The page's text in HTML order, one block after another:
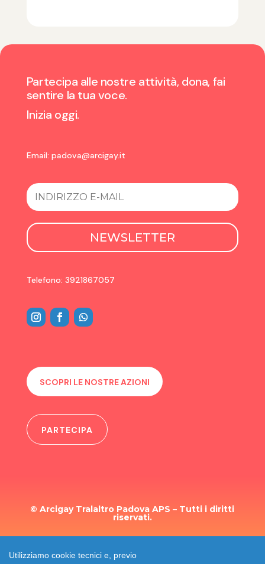
Partecipa alle nostre attività, dona, fai
sentire la tua voce.
Inizia oggi.
Email: padova@arcigay.it
NEWSLETTER
Telefono: 3921867057
SCOPRI LE NOSTRE AZIONI
PARTECIPA
© Arcigay Tralaltro Padova APS – Tutti i diritti
riservati.
Utilizziamo cookie tecnici e, previo